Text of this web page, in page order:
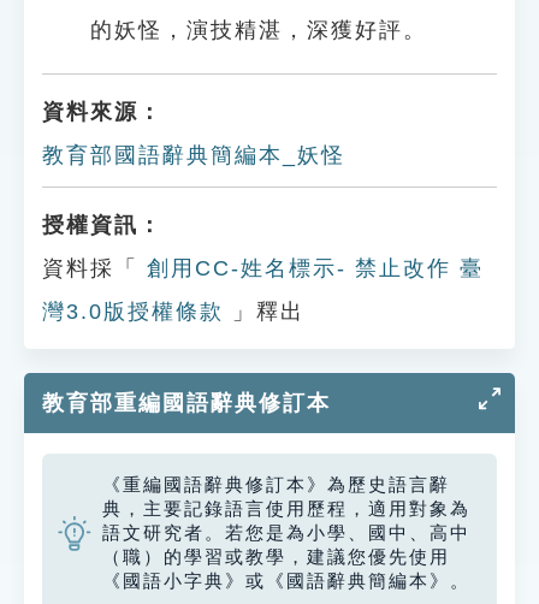
的妖怪，演技精湛，深獲好評。
資料來源：
教育部國語辭典簡編本_妖怪
授權資訊：
資料採「
創用CC-姓名標示- 禁止改作 臺
灣3.0版授權條款
」釋出
教育部重編國語辭典修訂本
《重編國語辭典修訂本》為歷史語言辭
典，主要記錄語言使用歷程，適用對象為
語文研究者。若您是為小學、國中、高中
（職）的學習或教學，建議您優先使用
《國語小字典》或《國語辭典簡編本》。